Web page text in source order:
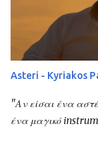
Asteri - Kyriakos
"Αν είσαι ένα
ένα μαγικό